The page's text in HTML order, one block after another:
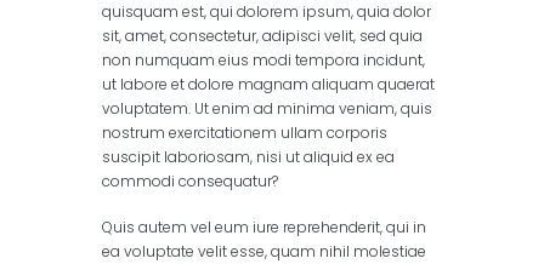
quisquam est, qui dolorem ipsum, quia dolor
sit, amet, consectetur, adipisci velit, sed quia
non numquam eius modi tempora incidunt,
ut labore et dolore magnam aliquam quaerat
voluptatem. Ut enim ad minima veniam, quis
nostrum exercitationem ullam corporis
suscipit laboriosam, nisi ut aliquid ex ea
commodi consequatur?
Quis autem vel eum iure reprehenderit, qui in
ea voluptate velit esse, quam nihil molestiae